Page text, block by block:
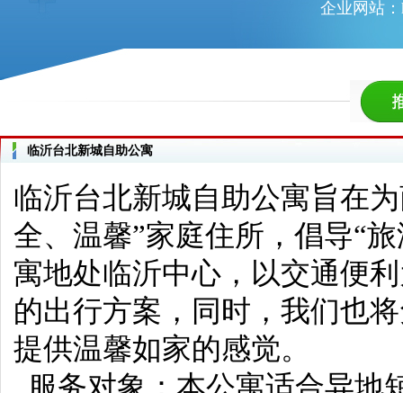
企业网站：
临沂台北新城自助公寓
临沂台北新城自助公寓旨在
全、温馨”家庭住所，倡导“
寓地处临沂中心，以交通便
的出行方案，同时，我们也
提供温馨如家的感觉。
服务对象：本公寓适合异地